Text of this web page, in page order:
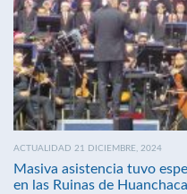
ACTUALIDAD 21 DICIEMBRE, 2024
Masiva asistencia tuvo
en las Ruinas de Huanchaca